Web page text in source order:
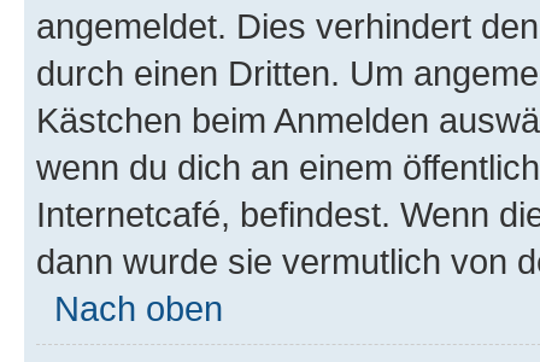
angemeldet. Dies verhindert
durch einen Dritten. Um
Kästchen beim Anmelden
wenn du dich an einem
Internetcafé, befindest. Wenn
dann wurde sie vermutlich von
Nach oben